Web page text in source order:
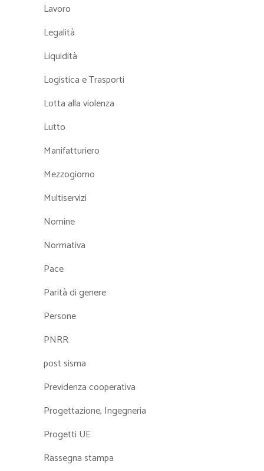
Lavoro
Legalità
Liquidità
Logistica e Trasporti
Lotta alla violenza
Lutto
Manifatturiero
Mezzogiorno
Multiservizi
Nomine
Normativa
Pace
Parità di genere
Persone
PNRR
post sisma
Previdenza cooperativa
Progettazione, Ingegneria
Progetti UE
Rassegna stampa